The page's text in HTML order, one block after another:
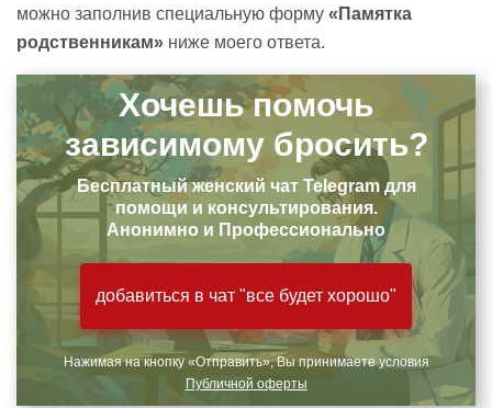
можно заполнив специальную форму «Памятка
родственникам» ниже моего ответа.
Хочешь помочь
зависимому бросить?
Бесплатный женский чат Telegram для
помощи и консультирования.
Анонимно и Профессионально
добавиться в чат "все будет хорошо"
Нажимая на кнопку «Отправить», Вы принимаете условия
Публичной оферты